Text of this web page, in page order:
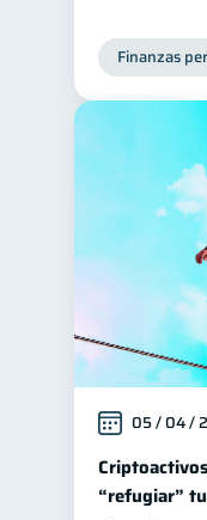
Finanzas
05 / 04 /
“refugiar”